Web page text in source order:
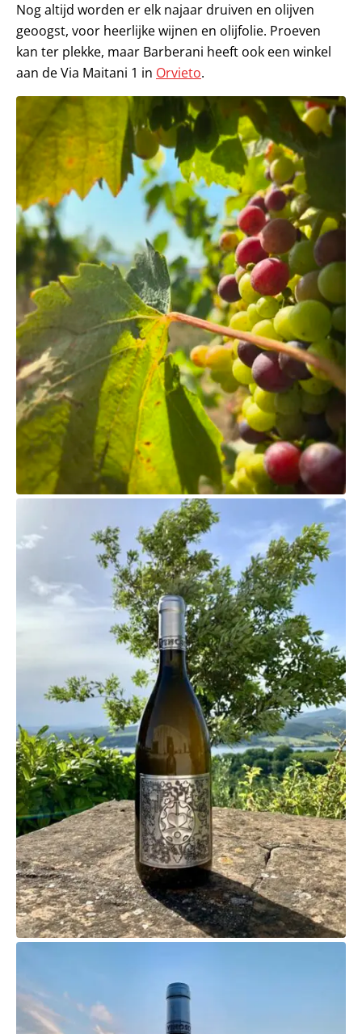
Nog altijd worden er elk najaar druiven en olijven
geoogst, voor heerlijke wijnen en olijfolie. Proeven
kan ter plekke, maar Barberani heeft ook een winkel
aan de Via Maitani 1 in Orvieto.